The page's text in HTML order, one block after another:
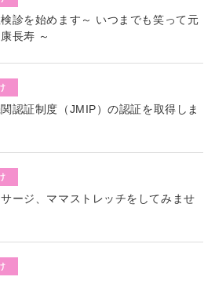
診を始めます～ いつまでも笑って元
長寿 ～
認証制度（JMIP）の認証を取得しま
ージ、ママストレッチをしてみませ